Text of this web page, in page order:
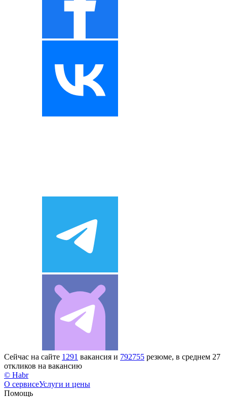
Сейчас на сайте 1291 вакансия и 792755 резюме, в среднем 27
откликов на вакансию
© Habr
О сервисеУслуги и цены
Помощь